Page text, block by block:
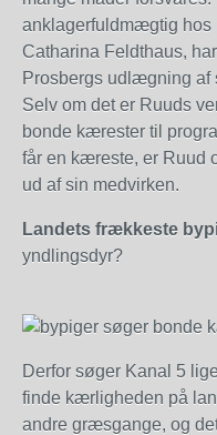
anklagerfuldmægtig
Catharina Feldthaus,
Prosbergs udlægning af
Selv om det er Ruuds
bonde kærester til
får en kæreste, er Ruud
ud af sin medvirken.
Landets frækkeste
yndlingsdyr?
Derfor søger Kanal 5
finde kærligheden på
andre græsgange, og